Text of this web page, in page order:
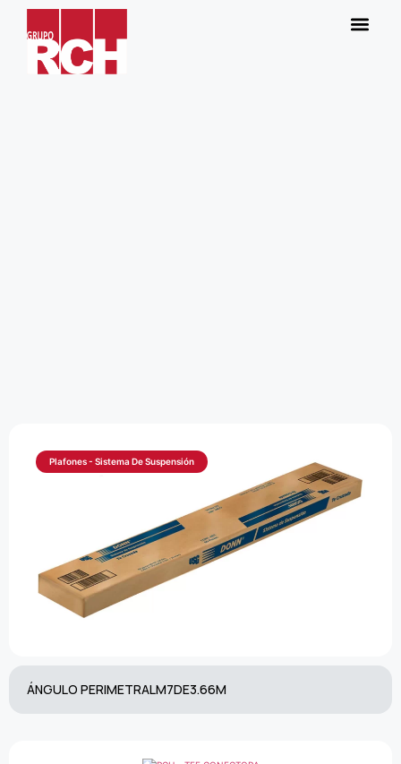
Plafones - Sistema De Suspensión
ÁNGULO PERIMETRALM7DE3.66M